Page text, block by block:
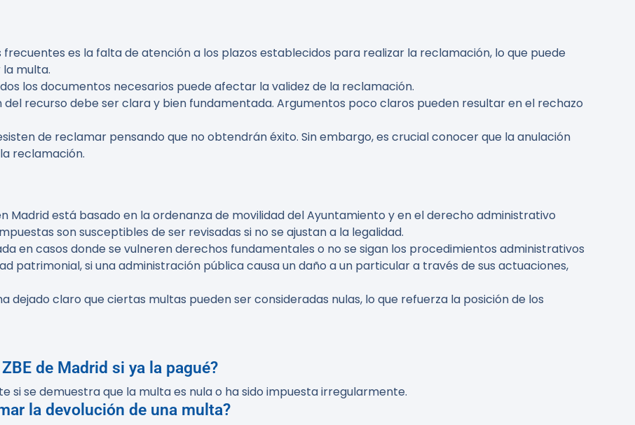
frecuentes es la falta de atención a los plazos establecidos para realizar la reclamación, lo que puede
multa.
los documentos necesarios puede afectar la validez de la reclamación.
del recurso debe ser clara y bien fundamentada. Argumentos poco claros pueden resultar en el rechazo
de reclamar pensando que no obtendrán éxito. Sin embargo, es crucial conocer que la anulación
reclamación.
Madrid está basado en la ordenanza de movilidad del Ayuntamiento y en el derecho administrativo
son susceptibles de ser revisadas si no se ajustan a la legalidad.
en casos donde se vulneren derechos fundamentales o no se sigan los procedimientos administrativos
patrimonial, si una administración pública causa un daño a un particular a través de sus actuaciones,
dejado claro que ciertas multas pueden ser consideradas nulas, lo que refuerza la posición de los
de Madrid si ya la pagué?
si se demuestra que la multa es nula o ha sido impuesta irregularmente.
la devolución de una multa?